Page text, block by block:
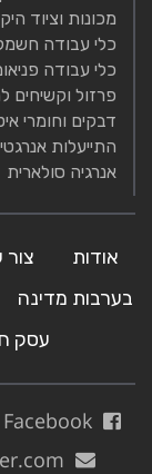
מכונות וציוד
כלי עבודה
כלי עבודה
פרזול וקשיחים
דבקים וחומרי
התייעלות
אנרגיה סולארית
אודות צור
בערבות מדינה
עסק
Facebook